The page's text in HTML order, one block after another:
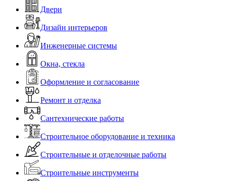
Двери
Дизайн интерьеров
Инженерные системы
Окна, стекла
Оформление и согласование
Ремонт и отделка
Сантехнические работы
Строительное оборудование и техника
Строительные и отделочные работы
Строительные инструменты